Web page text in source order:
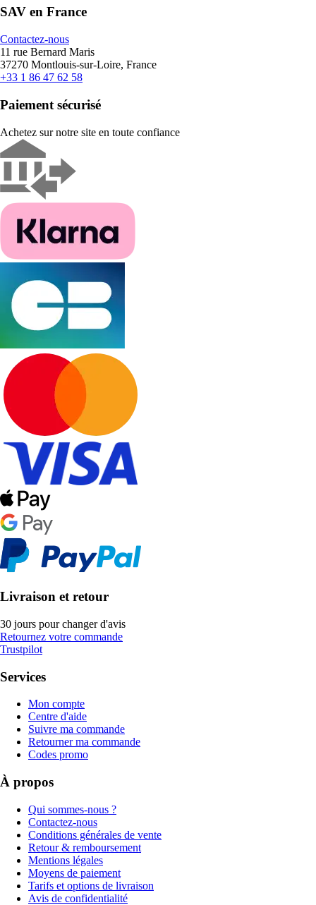
SAV en France
Contactez-nous
11 rue Bernard Maris
37270 Montlouis-sur-Loire, France
+33 1 86 47 62 58
Paiement sécurisé
Achetez sur notre site en toute confiance
Livraison et retour
30 jours pour changer d'avis
Retournez votre commande
Trustpilot
Services
Mon compte
Centre d'aide
Suivre ma commande
Retourner ma commande
Codes promo
À propos
Qui sommes-nous ?
Contactez-nous
Conditions générales de vente
Retour & remboursement
Mentions légales
Moyens de paiement
Tarifs et options de livraison
Avis de confidentialité